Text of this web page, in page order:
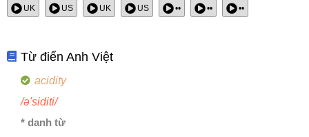
UK US UK US •• •• ••
Từ điển Anh Việt
acidity
/ə'siditi/
* danh từ